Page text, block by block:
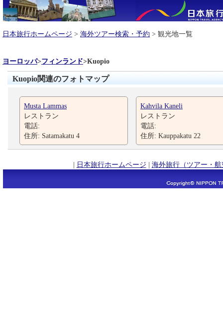
日本旅行ホームページ > 海外ツアー検索・予約 > 観光地一覧
ヨーロッパ>フィンランド>Kuopio
Kuopio関連のフォトマップ
Musta Lammas
レストラン
電話:
住所: Satamakatu 4
Kahvila Kaneli
レストラン
電話:
住所: Kauppakatu 22
| 日本旅行ホームページ | 海外旅行（ツアー・航